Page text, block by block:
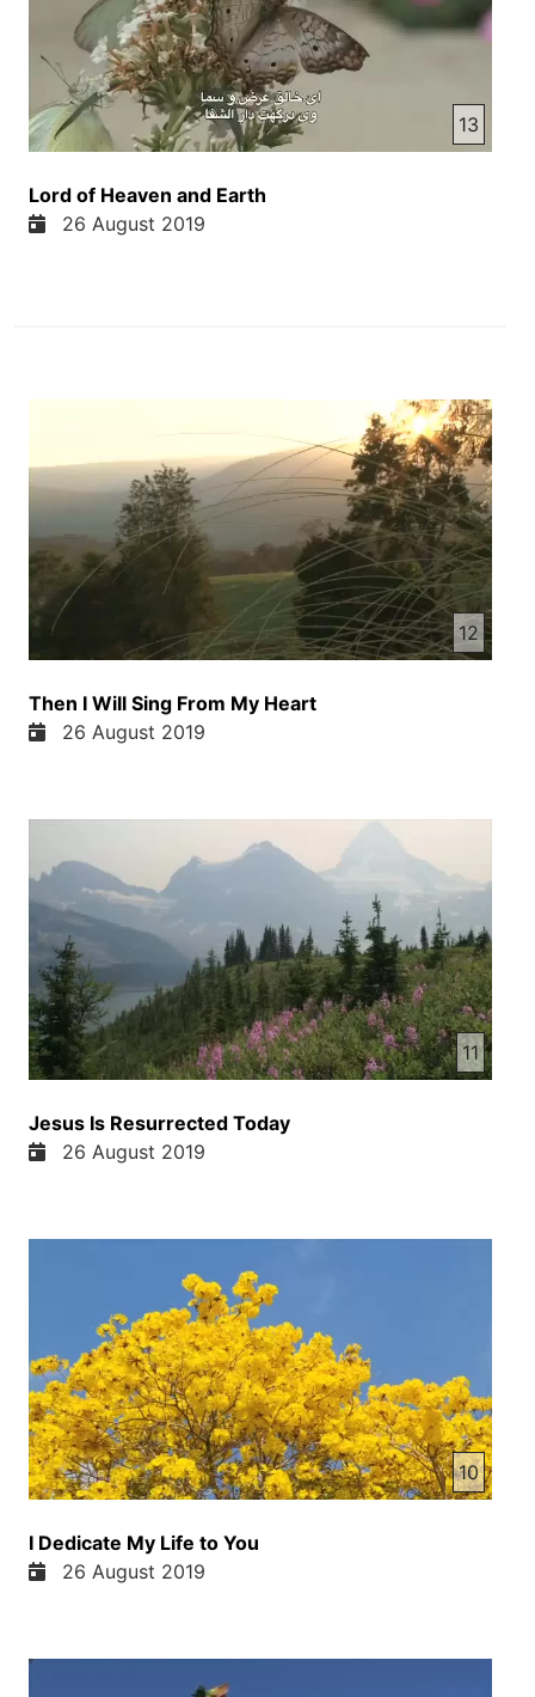
باشد یقین زیرا که می باشد وعده داده این چونین بر
جامله ما مومنین
13
Lord of Heaven and Earth
26 August 2019
12
Then I Will Sing From My Heart
26 August 2019
11
Jesus Is Resurrected Today
26 August 2019
10
I Dedicate My Life to You
26 August 2019